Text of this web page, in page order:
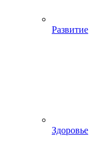
Развитие
Здоровье